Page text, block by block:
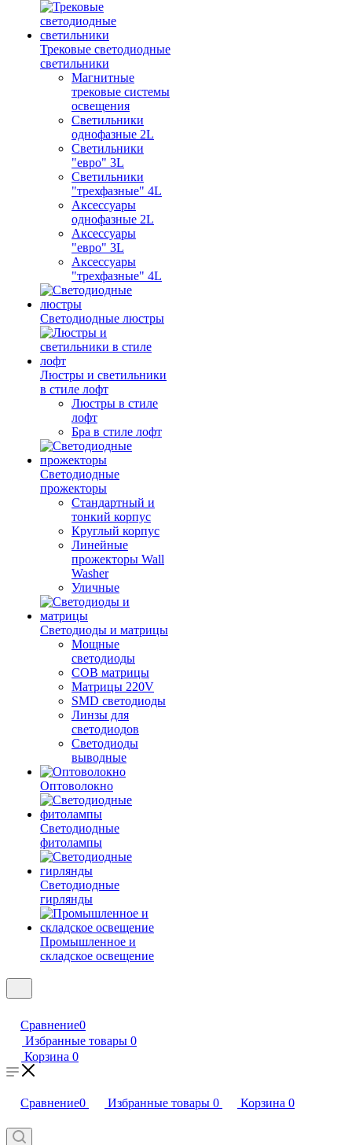
Трековые светодиодные
светильники
Магнитные
трековые системы
освещения
Светильники
однофазные 2L
Светильники
"евро" 3L
Светильники
"трехфазные" 4L
Аксессуары
однофазные 2L
Аксессуары
"евро" 3L
Аксессуары
"трехфазные" 4L
Светодиодные люстры
Люстры и светильники
в стиле лофт
Люстры в стиле
лофт
Бра в стиле лофт
Светодиодные
прожекторы
Стандартный и
тонкий корпус
Круглый корпус
Линейные
прожекторы Wall
Washer
Уличные
Светодиоды и матрицы
Мощные
светодиоды
COB матрицы
Матрицы 220V
SMD светодиоды
Линзы для
светодиодов
Светодиоды
выводные
Оптоволокно
Светодиодные
фитолампы
Светодиодные
гирлянды
Промышленное и
складское освещение
Сравнение0
Избранные товары 0
Корзина 0
Сравнение0 Избранные товары 0 Корзина 0